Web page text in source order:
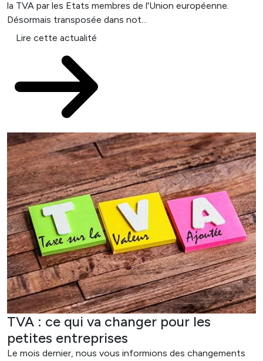
la TVA par les Etats membres de l'Union européenne.
Désormais transposée dans not...
Lire cette actualité
TVA : ce qui va changer pour les
petites entreprises
Le mois dernier, nous vous informions des changements